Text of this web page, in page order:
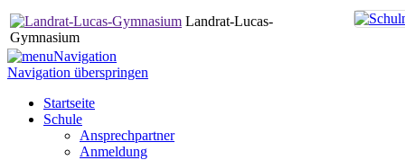
Landrat-Lucas-
Gymnasium
Navigation
Navigation überspringen
Startseite
Schule
Ansprechpartner
Anmeldung